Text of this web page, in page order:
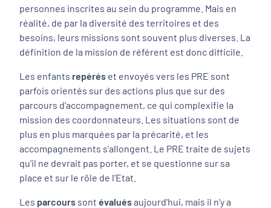
personnes inscrites au sein du programme. Mais en
réalité, de par la diversité des territoires et des
besoins, leurs missions sont souvent plus diverses. La
définition de la mission de référent est donc difficile.
Les enfants repérés et envoyés vers les PRE sont
parfois orientés sur des actions plus que sur des
parcours d'accompagnement, ce qui complexifie la
mission des coordonnateurs. Les situations sont de
plus en plus marquées par la précarité, et les
accompagnements s'allongent. Le PRE traite de sujets
qu'il ne devrait pas porter, et se questionne sur sa
place et sur le rôle de l'Etat.
Les parcours sont évaluésaujourd'hui, mais il n'y a